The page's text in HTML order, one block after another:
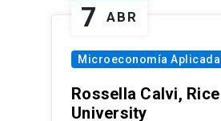
7 ABR
Microeconomía Aplicada
Rossella Calvi, Rice
University